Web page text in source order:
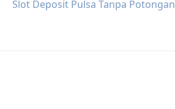
Slot Deposit Pulsa Tanpa Potongan